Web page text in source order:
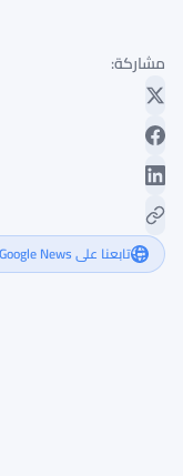
مشاركة:
تابعنا على Google News